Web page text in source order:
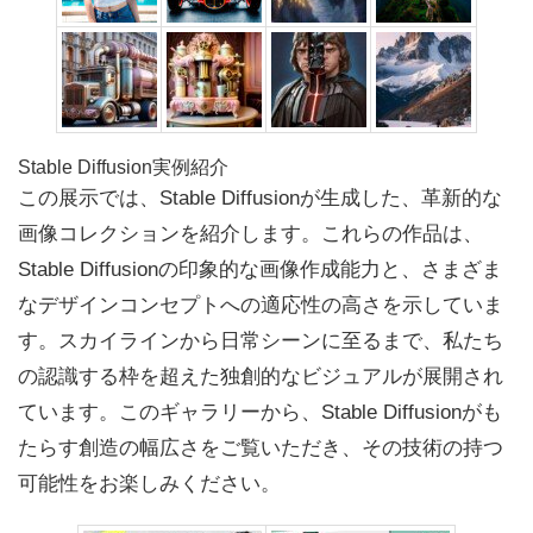
Stable Diffusion実例紹介
この展示では、Stable Diffusionが生成した、革新的な
画像コレクションを紹介します。これらの作品は、
Stable Diffusionの印象的な画像作成能力と、さまざま
なデザインコンセプトへの適応性の高さを示していま
す。スカイラインから日常シーンに至るまで、私たち
の認識する枠を超えた独創的なビジュアルが展開され
ています。このギャラリーから、Stable Diffusionがも
たらす創造の幅広さをご覧いただき、その技術の持つ
可能性をお楽しみください。